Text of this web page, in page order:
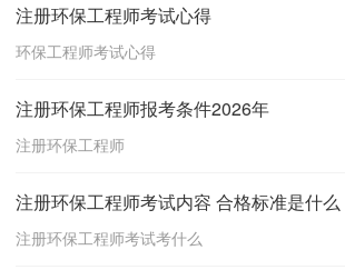
注册环保工程师考试心得
环保工程师考试心得
注册环保工程师报考条件2026年
注册环保工程师
注册环保工程师考试内容 合格标准是什么
注册环保工程师考试考什么